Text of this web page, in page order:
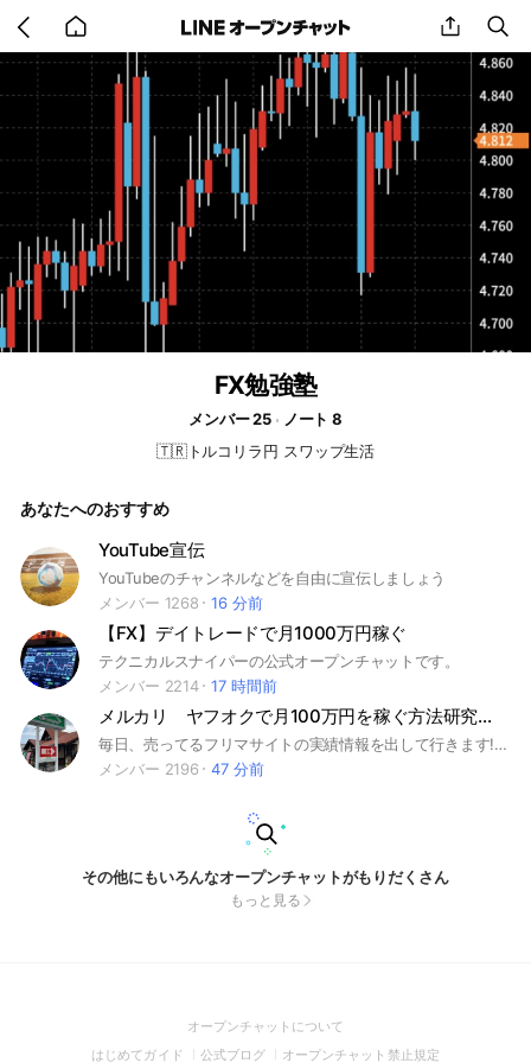
back
to
home
share
FX勉強塾
メンバー 25
ノート 8
🇹🇷トルコリラ円 スワップ生活
あなたへのおすすめ
YouTube宣伝
YouTubeのチャンネルなどを自由に宣伝しましょう
メンバー 1268
16 分前
【FX】デイトレードで月1000万円稼ぐ
テクニカルスナイパーの公式オープンチャットです。
メンバー 2214
17 時間前
メルカリ ヤフオクで月100万円を稼ぐ方法研究会byアイボリー😍
毎日、売ってるフリマサイトの実績情報を出して行きます! 裏ワザ、質問大歓迎です！😃 #メルカリ #ヤフオク #PAYPAYフリマ #ラクマ #amazon #副業 #サイドビジネス #裏ワザ #古物市場 #古物商 #遺品整理 #送料 #クラウドファンディング #中国輸入 #ebay
メンバー 2196
47 分前
その他にもいろんなオープンチャットがもりだくさん
もっと見る
オープンチャットについて
in
はじめてガイド (Open
公式ブログ (Open
オープンチャット禁止規定(Open